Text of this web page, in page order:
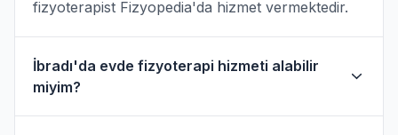
fizyoterapist Fizyopedia'da hizmet vermektedir.
İbradı'da evde fizyoterapi hizmeti alabilir
miyim?